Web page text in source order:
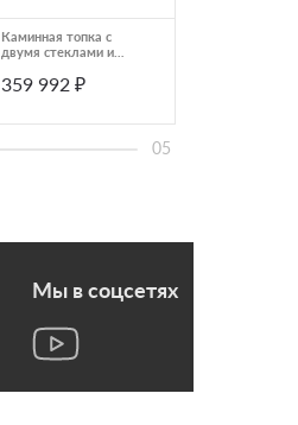
Каминная топка с
двумя стеклами и
Экокамин Дельта
359 992 ₽
05
Мы в соцсетях